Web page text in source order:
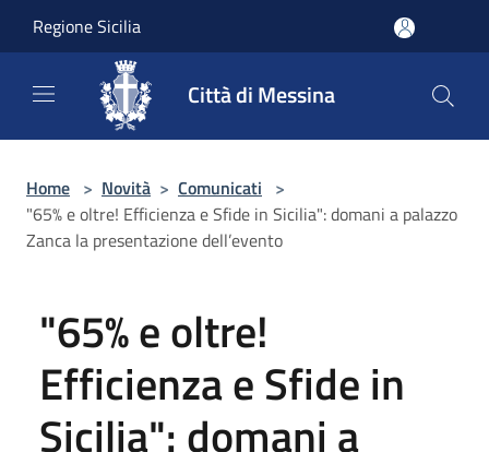
Regione Sicilia
Città di Messina
Home > Novità > Comunicati >
"65% e oltre! Efficienza e Sfide in Sicilia": domani a palazzo
Zanca la presentazione dell’evento
"65% e oltre!
Efficienza e Sfide in
Sicilia": domani a